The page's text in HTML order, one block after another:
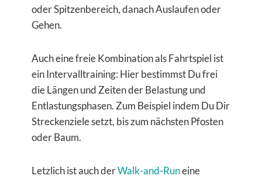
oder Spitzenbereich, danach Auslaufen oder
Gehen.
Auch eine freie Kombination als Fahrtspiel ist
ein Intervalltraining: Hier bestimmst Du frei
die Längen und Zeiten der Belastung und
Entlastungsphasen. Zum Beispiel indem Du Dir
Streckenziele setzt, bis zum nächsten Pfosten
oder Baum.
Letzlich ist auch derWalk-and-Runeine